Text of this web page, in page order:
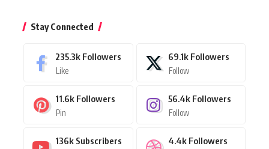
Stay Connected
235.3k Followers
Like
69.1k Followers
Follow
11.6k Followers
Pin
56.4k Followers
Follow
136k Subscribers 4.4k Followers